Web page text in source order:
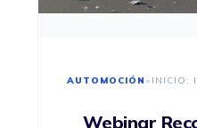
AUTOMOCIÓN • INICIO:
Webinar